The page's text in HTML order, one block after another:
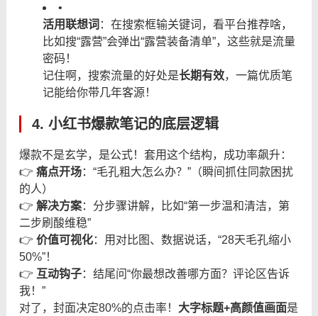
•
活用联想词 ：在搜索框输关键词，看平台推荐啥，
比如搜“露营”会弹出“露营装备清单”，这些就是流量
密码！
记住啊，搜索流量的好处是长期有效，一篇优质笔
记能给你带几年客源！
4. 小红书爆款笔记的底层逻辑
爆款不是玄学，是公式！套用这个结构，成功率飙升：
👉 痛点开场：“毛孔粗大怎么办？”（瞬间抓住同款困扰
的人）
👉 解决方案：分步骤讲解，比如“第一步温和清洁，第
二步刷酸维稳”
👉 价值可视化：用对比图、数据说话，“28天毛孔缩小
50%”！
👉 互动钩子：结尾问“你最想改善哪方面？评论区告诉
我！”
对了，封面决定80%的点击率！ 大字标题+高颜值画面是